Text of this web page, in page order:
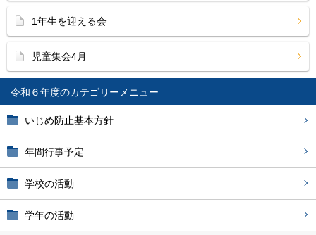
令和６年度
いじめ防止基本方針
年間行事予定
学校の活動
学年の活動
1年生を迎える会
児童集会4月